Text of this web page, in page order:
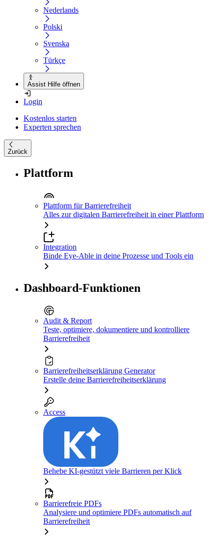
Nederlands
Polski
Svenska
Türkçe
Assist Hilfe öffnen
Login
Kostenlos starten
Experten sprechen
Zurück
Plattform
Plattform für Barrierefreiheit
Alles zur digitalen Barrierefreiheit in einer Plattform
Integration
Binde Eye-Able in deine Prozesse und Tools ein
Dashboard-Funktionen
Audit & Report
Teste, optimiere, dokumentiere und kontrolliere
Barrierefreiheit
Barrierefreiheitserklärung Generator
Erstelle deine Barrierefreiheitserklärung
Access
Behebe KI-gestützt viele Barrieren per Klick
Barrierefreie PDFs
Analysiere und optimiere PDFs automatisch auf
Barrierefreiheit